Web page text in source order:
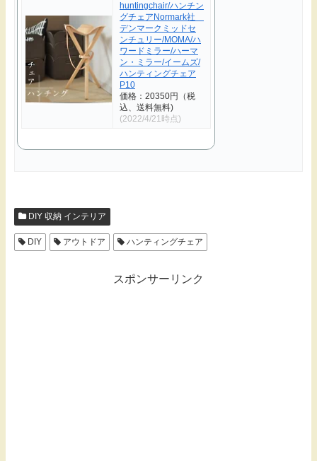
huntingchair/ハンチン
グチェアNormark社
デンマークミッドセ
ンチュリー/MOMA/ハ
ワードミラー/ハーマ
ン・ミラー/イームズ/
ハンティングチェア
P10
価格：20350円（税
込、送料無料)
(2022/4/21時点)
DIY 収納 インテリア
DIY アウトドア ハンティングチェア
スポンサーリンク